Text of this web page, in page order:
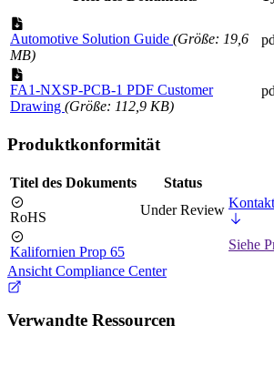
Automotive Solution Guide (Größe: 19,6
MB)
FA1-NXSP-PCB-1 PDF Customer
Drawing (Größe: 112,9 KB)
Produktkonformität
Titel des Dokuments Status
RoHS Under Review
Kalifornien Prop 65
Siehe
Ansicht Compliance Center
Verwandte Ressourcen